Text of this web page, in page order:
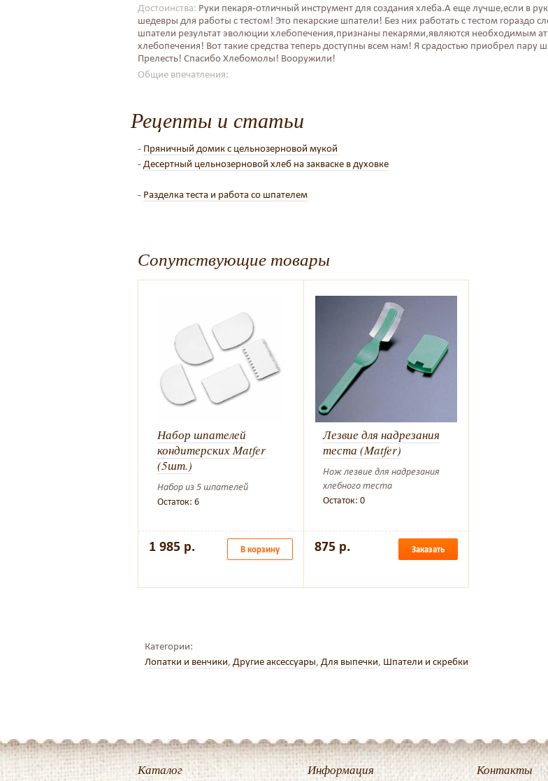
Достоинства: Руки пекаря-отличный инструмент для создания хлеба.А еще лучше,если в
шедевры для работы с тестом! Это пекарские шпатели! Без них работать с тестом гораздо
шпатели результат эволюции хлебопечения,признаны пекарями,являются необходимым
хлебопечения! Вот такие средства теперь доступны всем нам! Я срадостью приобрел пару
Прелесть! Спасибо Хлебомолы! Вооружили!
Общие впечатления:
Рецепты и статьи
- Пряничный домик с цельнозерновой мукой
-Десертный цельнозерновой хлеб на закваске в духовке
- Разделка теста и работа со шпателем
Сопутствующие товары
Набор шпателей
кондитерских Matfer
(5шт.)
Набор из 5 шпателей
Остаток: 6
1 985 р. В корзину
Лезвие для надрезания
теста (Matfer)
Нож лезвие для надрезания
хлебного теста
Остаток: 0
875 р. Заказать
Категории:
Лопатки и венчики, Другие аксессуары, Для выпечки, Шпатели и скребки
Каталог Информация Контакты